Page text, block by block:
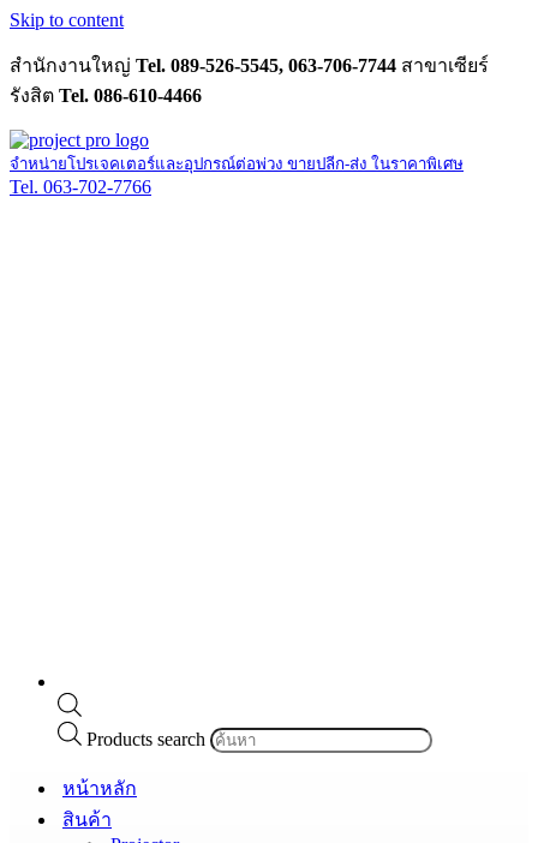
Skip to content
สำนักงานใหญ่ Tel. 089-526-5545, 063-706-7744 สาขาเซียร์
รังสิต Tel. 086-610-4466
จำหน่ายโปรเจคเตอร์และอุปกรณ์ต่อพ่วง ขายปลีก-ส่ง ในราคาพิเศษ
Tel. 063-702-7766
Products search
หน้าหลัก
สินค้า